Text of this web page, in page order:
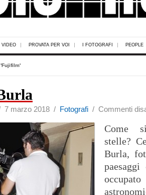
VIDEO PROVATA PER VOI I FOTOGRAFI PEOPLE
'Fujifilm'
7 marzo 2018 / Fotografi / Commenti
Come
stelle?
Burla,